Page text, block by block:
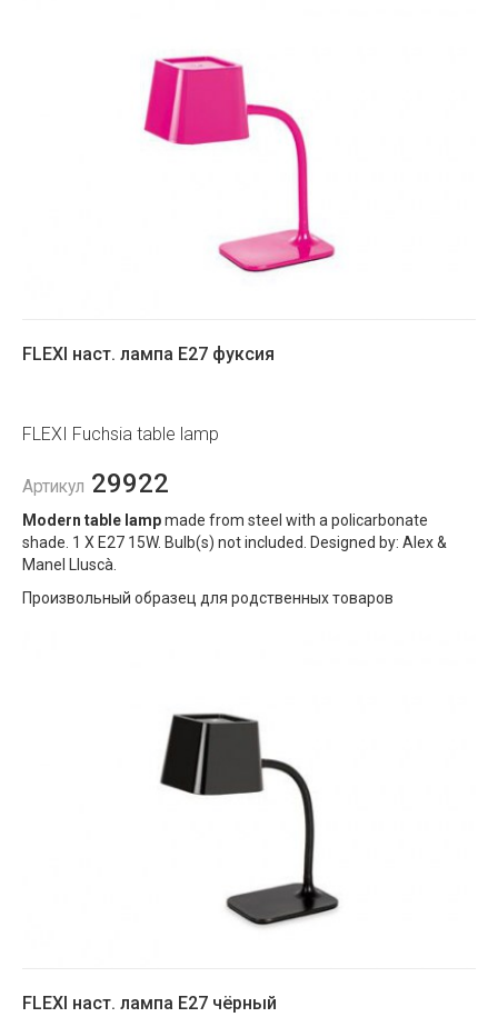
FLEXI наст. лампа E27 фуксия
FLEXI Fuchsia table lamp
Артикул 29922
Modern table lampmade from steel with a policarbonate
shade. 1 X E27 15W. Bulb(s) not included. Designed by: Alex &
Manel Lluscà.
Произвольный образец для родственных товаров
FLEXI наст. лампа E27 чёрный